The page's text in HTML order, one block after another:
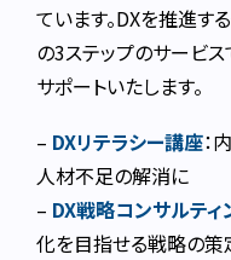
ています。DXを推進す
の3ステップのサービス
サポートいたします。
– DXリテラシー講座：
人材不足の解消に
– DX戦略コンサルティ
化を目指せる戦略の策